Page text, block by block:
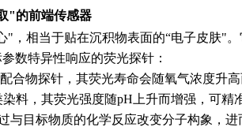
"的前端传感器
"，相当于贴在沉积物表面的“电子皮肤"
数特异性响应的荧光探针：
合物探针，其荧光寿命会随氧气浓度升
料，其荧光强度随pH上升而增强，可精
与目标物质的化学反应改变分子构象，进